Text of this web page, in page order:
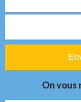
On vous